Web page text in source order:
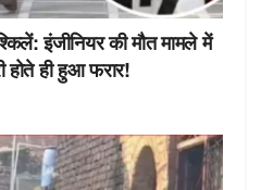
इंजीनियर की मौत मामले में
होते ही हुआ फरार!